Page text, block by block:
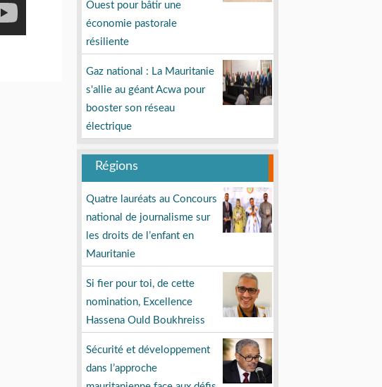
Ouest pour bâtir une
économie pastorale
résiliente
Gaz national : La Mauritanie
s'allie au géant Acwa pour
booster son réseau
électrique
Régions
Quatre lauréats au Concours
national de journalisme sur
les droits de l’enfant en
Mauritanie
Si fier pour toi, de cette
nomination, Excellence
Hassena Ould Boukhreiss
Sécurité et développement
dans l’approche